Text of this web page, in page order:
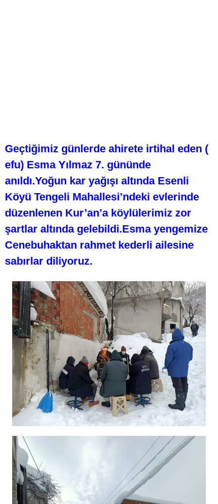
Geçtiğimiz günlerde ahirete irtihal eden (
efu) Esma Yılmaz 7. gününde
anıldı.Yoğun kar yağışı altında Esenli
Köyü Tengeli Mahallesi’ndeki evlerinde
düzenlenen Kur’an’a köylülerimiz zor
şartlar altında gelebildi.Esma yengemize
Cenebuhaktan rahmet kederli ailesine
sabırlar diliyoruz.